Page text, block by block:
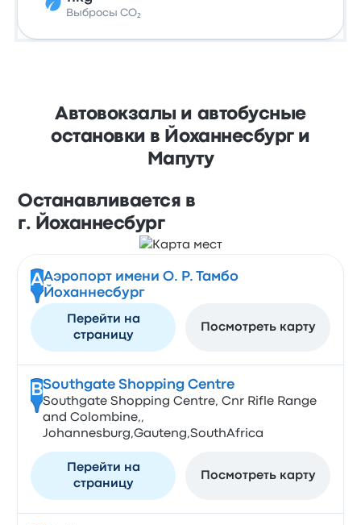
Выбросы CO₂
Автовокзалы и автобусные
остановки в Йоханнесбург и
Мапуту
Останавливается в
г. Йоханнесбург
AАэропорт имени О. Р. Тамбо
Йоханнесбург
Перейти на
страницу
Посмотреть карту
BSouthgate Shopping Centre
Southgate Shopping Centre, Cnr Rifle Range
and Colombine,,
Johannesburg,Gauteng,SouthAfrica
Перейти на
страницу
Посмотреть карту